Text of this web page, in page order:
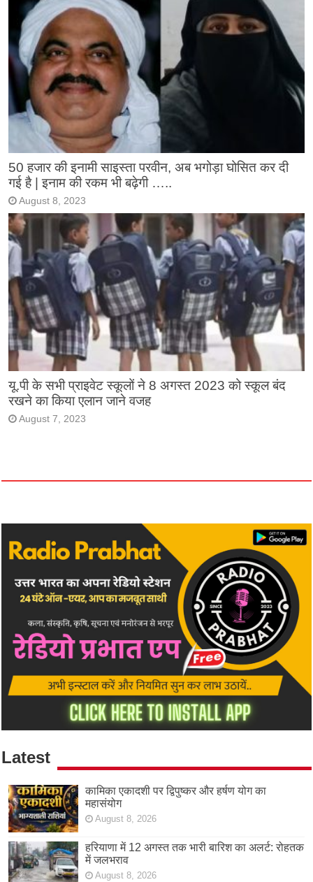
50 हजार की इनामी साइस्ता परवीन, अब भगोड़ा घोसित कर दी
गई है | इनाम की रकम भी बढ़ेगी …..
August 8, 2023
यू.पी के सभी प्राइवेट स्कूलों ने 8 अगस्त 2023 को स्कूल बंद
रखने का किया एलान जाने वजह
August 7, 2023
Latest
कामिका एकादशी पर द्विपुष्कर और हर्षण योग का
महासंयोग
August 8, 2026
हरियाणा में 12 अगस्त तक भारी बारिश का अलर्ट: रोहतक
में जलभराव
August 8, 2026